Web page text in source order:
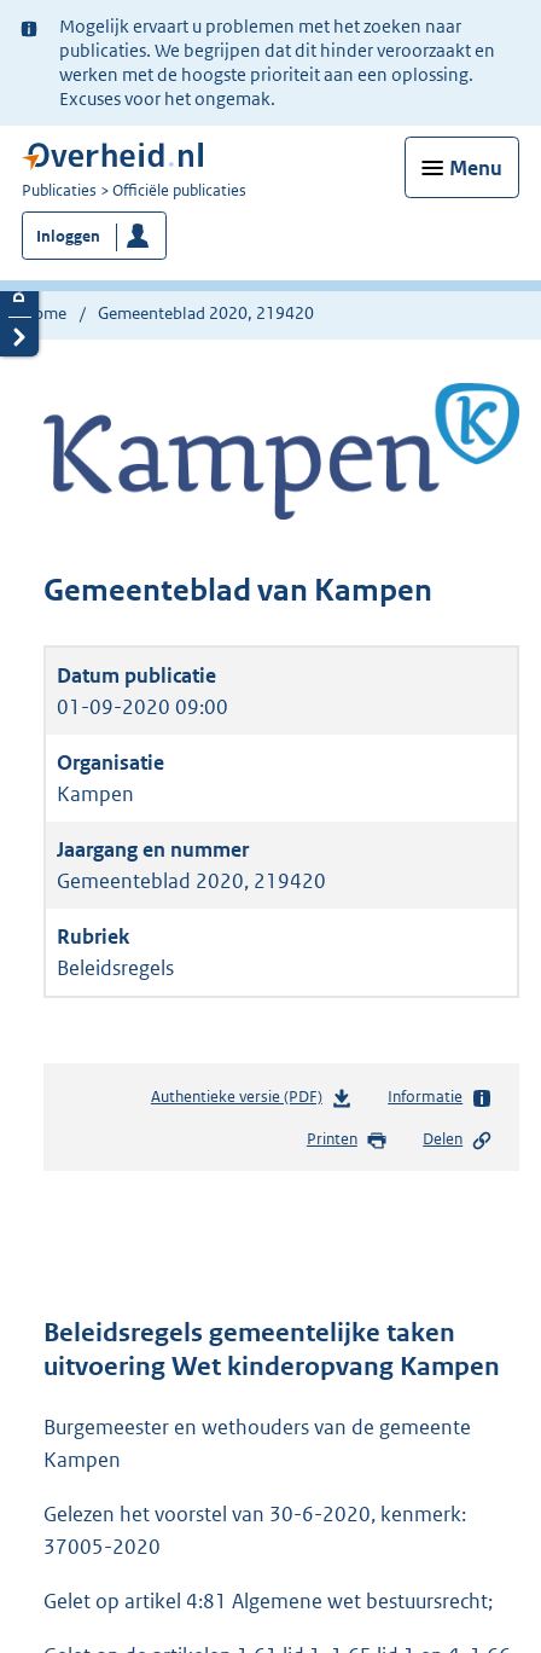
Ter
informatie:
Mogelijk ervaart u problemen met het zoeken naar
publicaties. We begrijpen dat dit hinder veroorzaakt en
werken met de hoogste prioriteit aan een oplossing.
Excuses voor het ongemak.
Menu
U
bent
nu
hier:
Publicaties Officiële publicaties
Inloggen
Home Gemeenteblad 2020, 219420
Gemeenteblad van Kampen
01-09-2020 09:00
Kampen
Gemeenteblad 2020, 219420
Beleidsregels
Authentieke versie (PDF)b
s
r
o
t
5
2
b
Informatie
Printen Delen
Beleidsregels gemeentelijke taken
uitvoering Wet kinderopvang Kampen
Burgemeester en wethouders van de gemeente
Kampen
Gelezen het voorstel van 30-6-2020, kenmerk:
37005-2020
Gelet op artikel 4:81 Algemene wet bestuursrecht;